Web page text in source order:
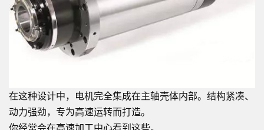
在这种设计中，电机完全集成在主轴壳体内部。结构紧凑、
动力强劲，专为高速运转而打造。